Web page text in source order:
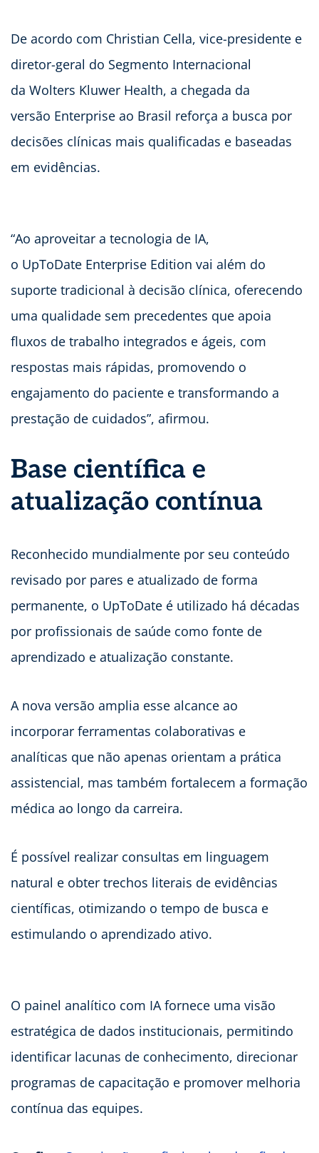
De acordo com Christian Cella, vice-presidente e
diretor-geral do Segmento Internacional
da Wolters Kluwer Health, a chegada da
versão Enterprise ao Brasil reforça a busca por
decisões clínicas mais qualificadas e baseadas
em evidências.
“Ao aproveitar a tecnologia de IA,
o UpToDate Enterprise Edition vai além do
suporte tradicional à decisão clínica, oferecendo
uma qualidade sem precedentes que apoia
fluxos de trabalho integrados e ágeis, com
respostas mais rápidas, promovendo o
engajamento do paciente e transformando a
prestação de cuidados”, afirmou.
Base científica e
atualização contínua
Reconhecido mundialmente por seu conteúdo
revisado por pares e atualizado de forma
permanente, o UpToDate é utilizado há décadas
por profissionais de saúde como fonte de
aprendizado e atualização constante.
A nova versão amplia esse alcance ao
incorporar ferramentas colaborativas e
analíticas que não apenas orientam a prática
assistencial, mas também fortalecem a formação
médica ao longo da carreira.
É possível realizar consultas em linguagem
natural e obter trechos literais de evidências
científicas, otimizando o tempo de busca e
estimulando o aprendizado ativo.
O painel analítico com IA fornece uma visão
estratégica de dados institucionais, permitindo
identificar lacunas de conhecimento, direcionar
programas de capacitação e promover melhoria
contínua das equipes.